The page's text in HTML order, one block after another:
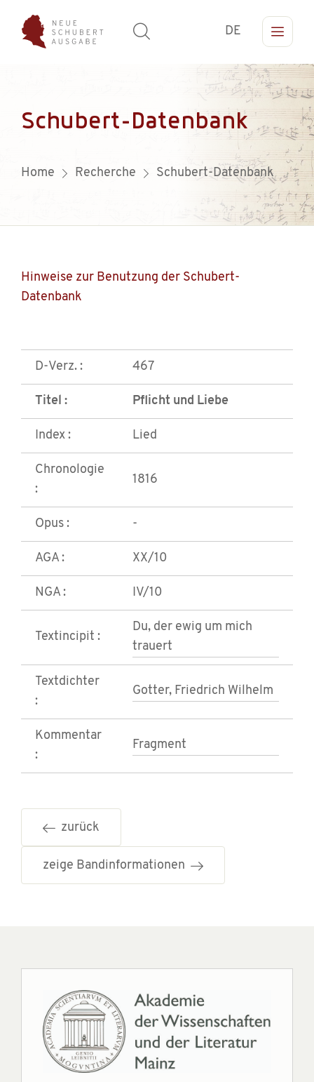
DE
Schubert-Datenbank
Home Recherche Schubert-Datenbank
Hinweise zur Benutzung der Schubert-
Datenbank
D-Verz. : 467
Titel : Pflicht und Liebe
Index : Lied
Chronologie
:
1816
Opus : -
AGA : XX/10
NGA : IV/10
Textincipit :
Du, der ewig um mich
trauert
Textdichter
:
Gotter, Friedrich Wilhelm
Kommentar
:
Fragment
zurück
zeige Bandinformationen